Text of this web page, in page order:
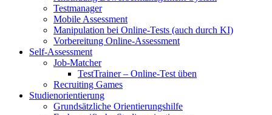
Testmanager
Mobile Assessment
Manipulation bei Online-Tests (auch durch KI)
Vorbereitung Online-Assessment
Self-Assessment
Job-Matcher
TestTrainer – Online-Test üben
Recruiting Games
Studienorientierung
Grundsätzliche Orientierungshilfe